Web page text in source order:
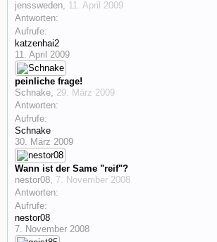
jenssweden, 11. April 2009
Antworten:
Aufrufe:
katzenhai2
11. April 2009
peinliche frage!
Schnake, 29. März 2009
Antworten:
Aufrufe:
Schnake
30. März 2009
Wann ist der Same "reif"?
nestor08, 7. November 2008
Antworten:
Aufrufe:
nestor08
7. November 2008